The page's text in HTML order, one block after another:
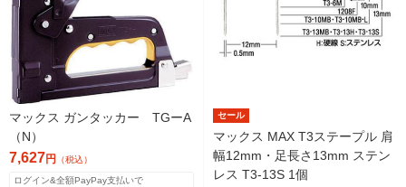
マックス ガンタッカー TGーA
（N）
7,627円 （税込）
ログイン&全額PayPay支払いで
セール
マックス MAX T3ステープル 肩
幅12mm・足長さ13mm ステン
レス T3-13S 1個